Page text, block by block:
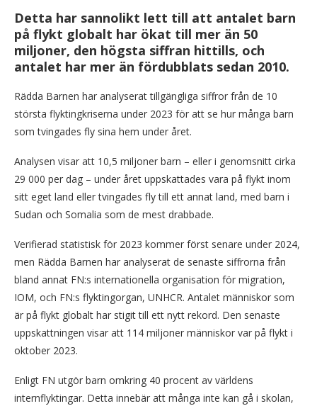
Detta har sannolikt lett till att antalet barn
på flykt globalt har ökat till mer än 50
miljoner, den högsta siffran hittills, och
antalet har mer än fördubblats sedan 2010.
Rädda Barnen har analyserat tillgängliga siffror från de 10
största flyktingkriserna under 2023 för att se hur många barn
som tvingades fly sina hem under året.
Analysen visar att 10,5 miljoner barn – eller i genomsnitt cirka
29 000 per dag – under året uppskattades vara på flykt inom
sitt eget land eller tvingades fly till ett annat land, med barn i
Sudan och Somalia som de mest drabbade.
Verifierad statistisk för 2023 kommer först senare under 2024,
men Rädda Barnen har analyserat de senaste siffrorna från
bland annat FN:s internationella organisation för migration,
IOM, och FN:s flyktingorgan, UNHCR. Antalet människor som
är på flykt globalt har stigit till ett nytt rekord. Den senaste
uppskattningen visar att 114 miljoner människor var på flykt i
oktober 2023.
Enligt FN utgör barn omkring 40 procent av världens
internflyktingar. Detta innebär att många inte kan gå i skolan,